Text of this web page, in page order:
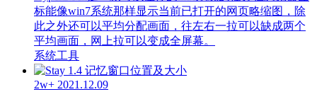
标能像win7系统那样显示当前已打开的网页略缩图，除
此之外还可以平均分配画面，往左右一拉可以缺成两个
平均画面，网上拉可以变成全屏幕。
系统工具
2w+ 2021.12.09